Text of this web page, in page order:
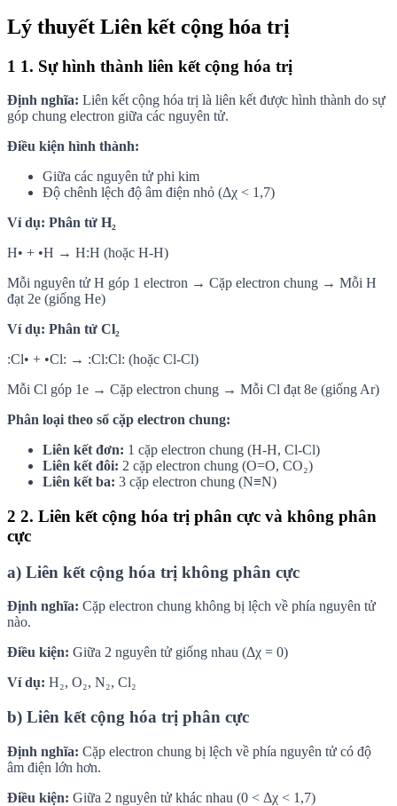
Lý thuyết Liên kết cộng hóa trị
1 1. Sự hình thành liên kết cộng hóa trị
Định nghĩa: Liên kết cộng hóa trị là liên kết được hình thành do sự
góp chung electron giữa các nguyên tử.
Điều kiện hình thành:
Giữa các nguyên tử phi kim
Độ chênh lệch độ âm điện nhỏ (Δχ < 1,7)
Ví dụ: Phân tử H₂
H• + •H → H:H (hoặc H-H)
Mỗi nguyên tử H góp 1 electron → Cặp electron chung → Mỗi H
đạt 2e (giống He)
Ví dụ: Phân tử Cl₂
:Cl• + •Cl: → :Cl:Cl: (hoặc Cl-Cl)
Mỗi Cl góp 1e → Cặp electron chung → Mỗi Cl đạt 8e (giống Ar)
Phân loại theo số cặp electron chung:
Liên kết đơn: 1 cặp electron chung (H-H, Cl-Cl)
Liên kết đôi: 2 cặp electron chung (O=O, CO₂)
Liên kết ba: 3 cặp electron chung (N≡N)
2 2. Liên kết cộng hóa trị phân cực và không phân
cực
a) Liên kết cộng hóa trị không phân cực
Định nghĩa: Cặp electron chung không bị lệch về phía nguyên tử
nào.
Điều kiện: Giữa 2 nguyên tử giống nhau (Δχ = 0)
Ví dụ: H₂, O₂, N₂, Cl₂
b) Liên kết cộng hóa trị phân cực
Định nghĩa: Cặp electron chung bị lệch về phía nguyên tử có độ
âm điện lớn hơn.
Điều kiện: Giữa 2 nguyên tử khác nhau (0 < Δχ < 1,7)